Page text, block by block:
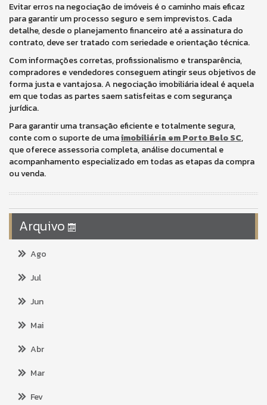
Evitar erros na negociação de imóveis é o caminho mais eficaz
para garantir um processo seguro e sem imprevistos. Cada
detalhe, desde o planejamento financeiro até a assinatura do
contrato, deve ser tratado com seriedade e orientação técnica.
Com informações corretas, profissionalismo e transparência,
compradores e vendedores conseguem atingir seus objetivos de
forma justa e vantajosa. A negociação imobiliária ideal é aquela
em que todas as partes saem satisfeitas e com segurança
jurídica.
Para garantir uma transação eficiente e totalmente segura,
conte com o suporte de umaimobiliária em Porto Belo SC,
que oferece assessoria completa, análise documental e
acompanhamento especializado em todas as etapas da compra
ou venda.
Arquivo
Ago
Jul
Jun
Mai
Abr
Mar
Fev